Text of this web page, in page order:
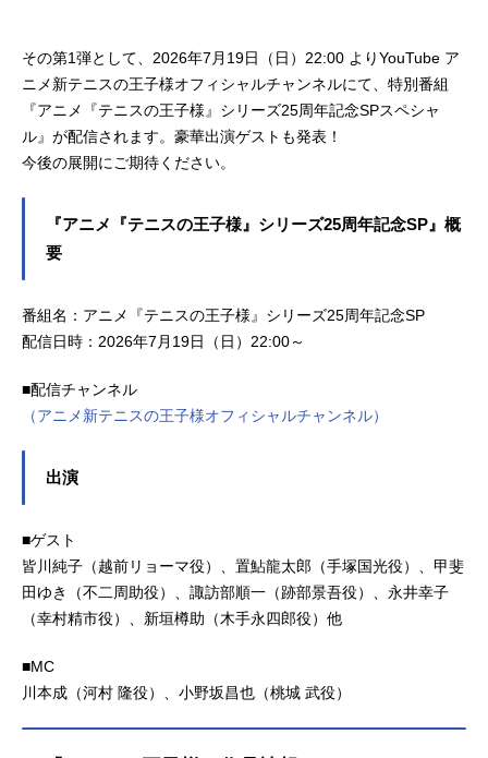
その第1弾として、2026年7月19日（日）22:00 よりYouTube ア
ニメ新テニスの王子様オフィシャルチャンネルにて、特別番組
『アニメ『テニスの王子様』シリーズ25周年記念SPスペシャ
ル』が配信されます。豪華出演ゲストも発表！
今後の展開にご期待ください。
『アニメ『テニスの王子様』シリーズ25周年記念SP』概
要
番組名：アニメ『テニスの王子様』シリーズ25周年記念SP
配信日時：2026年7月19日（日）22:00～
■配信チャンネル
（アニメ新テニスの王子様オフィシャルチャンネル）
出演
■ゲスト
皆川純子（越前リョーマ役）、置鮎龍太郎（手塚国光役）、甲斐
田ゆき（不二周助役）、諏訪部順一（跡部景吾役）、永井幸子
（幸村精市役）、新垣樽助（木手永四郎役）他
■MC
川本成（河村 隆役）、小野坂昌也（桃城 武役）